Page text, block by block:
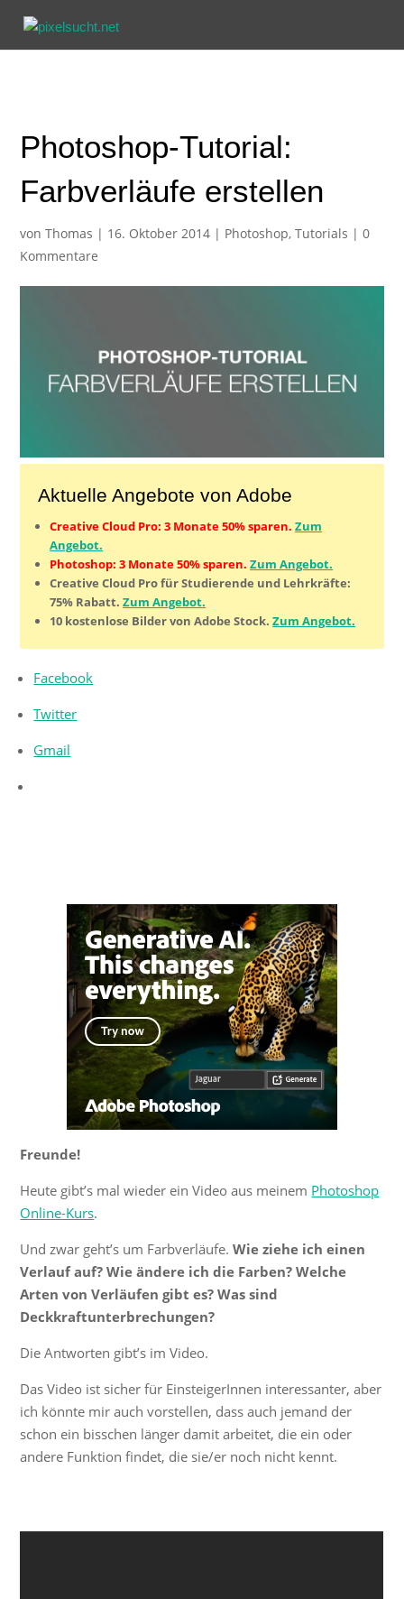
Photoshop-Tutorial:
Farbverläufe erstellen
vonThomas | 16. Oktober 2014 | Photoshop,Tutorials |0
Kommentare
Aktuelle Angebote von Adobe
Creative Cloud Pro: 3 Monate 50% sparen.Zum
Angebot.
Photoshop: 3 Monate 50% sparen.Zum Angebot.
Creative Cloud Pro für Studierende und Lehrkräfte:
75% Rabatt.Zum Angebot.
10 kostenlose Bilder von Adobe Stock.Zum Angebot.
Facebook
Twitter
Gmail
Freunde!
Heute gibt’s mal wieder ein Video aus meinem Photoshop
Online-Kurs.
Und zwar geht’s um Farbverläufe.Wie ziehe ich einen
Verlauf auf? Wie ändere ich die Farben? Welche
Arten von Verläufen gibt es? Was sind
Deckkraftunterbrechungen?
Die Antworten gibt’s im Video.
Das Video ist sicher für EinsteigerInnen interessanter, aber
ich könnte mir auch vorstellen, dass auch jemand der
schon ein bisschen länger damit arbeitet, die ein oder
andere Funktion findet, die sie/er noch nicht kennt.